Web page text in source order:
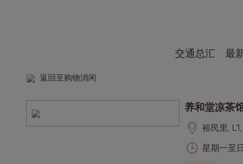
交通总汇 最
返回至购物消闲
养和堂凉茶
裕民里,
星期一至